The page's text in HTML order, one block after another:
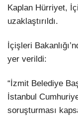
Kaplan Hürriyet,
uzaklaştırıldı.
İçişleri
yer verildi:
“İzmit Belediye
İstanbul
soruşturması